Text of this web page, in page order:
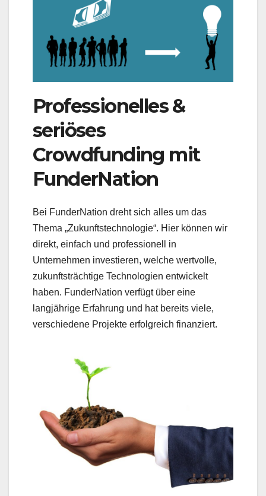
Professionelles &
seriöses
Crowdfunding mit
FunderNation
Bei FunderNation dreht sich alles um das
Thema „Zukunftstechnologie“. Hier können wir
direkt, einfach und professionell in
Unternehmen investieren, welche wertvolle,
zukunftsträchtige Technologien entwickelt
haben. FunderNation verfügt über eine
langjährige Erfahrung und hat bereits viele,
verschiedene Projekte erfolgreich finanziert.